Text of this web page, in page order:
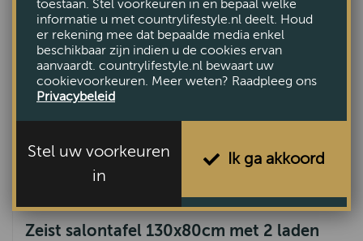
Zeist salontafel 130x80cm met 2 laden
toestaan. Stel voorkeuren in en bepaal welke
informatie u met countrylifestyle.nl deelt. Houd
er rekening mee dat bepaalde media enkel
beschikbaar zijn indien u de cookies ervan
aanvaardt. countrylifestyle.nl bewaart uw
cookievoorkeuren. Meer weten? Raadpleeg ons
Privacybeleid
Stel uw voorkeuren
in
Ik ga akkoord